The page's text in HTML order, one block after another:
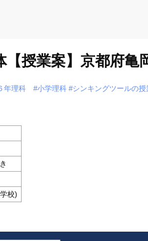
【授業案】京都府
年理科 #小学理科 #シンキングツールの授
校)